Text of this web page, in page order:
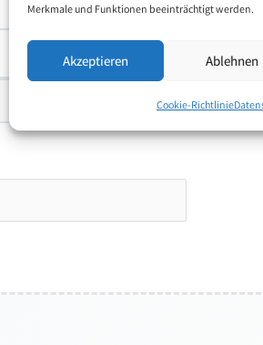
Merkmale und Funktionen beeinträchtigt werden.
Akzeptieren Ablehnen
Cookie-Richtlinie